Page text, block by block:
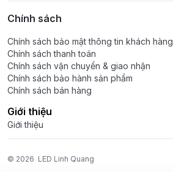
Chính sách
Chính sách bảo mật thông tin khách hàng
Chính sách thanh toán
Chính sách vận chuyển & giao nhận
Chính sách bảo hành sản phẩm
Chính sách bán hàng
Giới thiệu
Giới thiệu
© 2026 LED Linh Quang